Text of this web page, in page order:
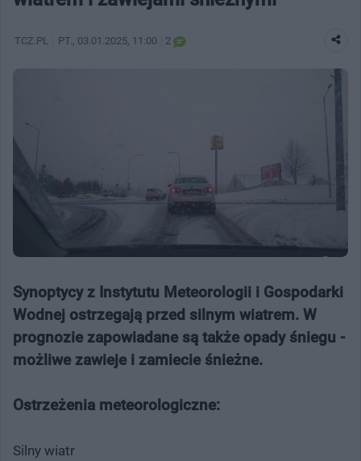
TCZ.PL PT. , 03.01.2025, 11:00 2
Synoptycy z Instytutu Meteorologii i Gospodarki
Wodnej ostrzegają przed silnym wiatrem. W
prognozie zapowiadane są także opady śniegu -
możliwe zawieje i zamiecie śnieżne.
Ostrzeżenia meteorologiczne:
Silny wiatr